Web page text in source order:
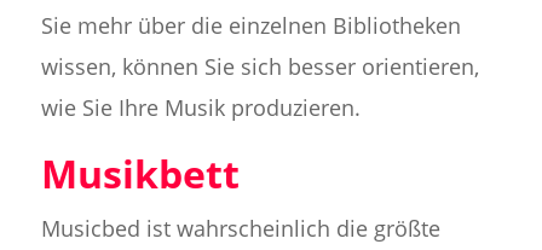
Sie mehr über die einzelnen Bibliotheken
wissen, können Sie sich besser orientieren,
wie Sie Ihre Musik produzieren.
Musikbett
Musicbed ist wahrscheinlich die größte